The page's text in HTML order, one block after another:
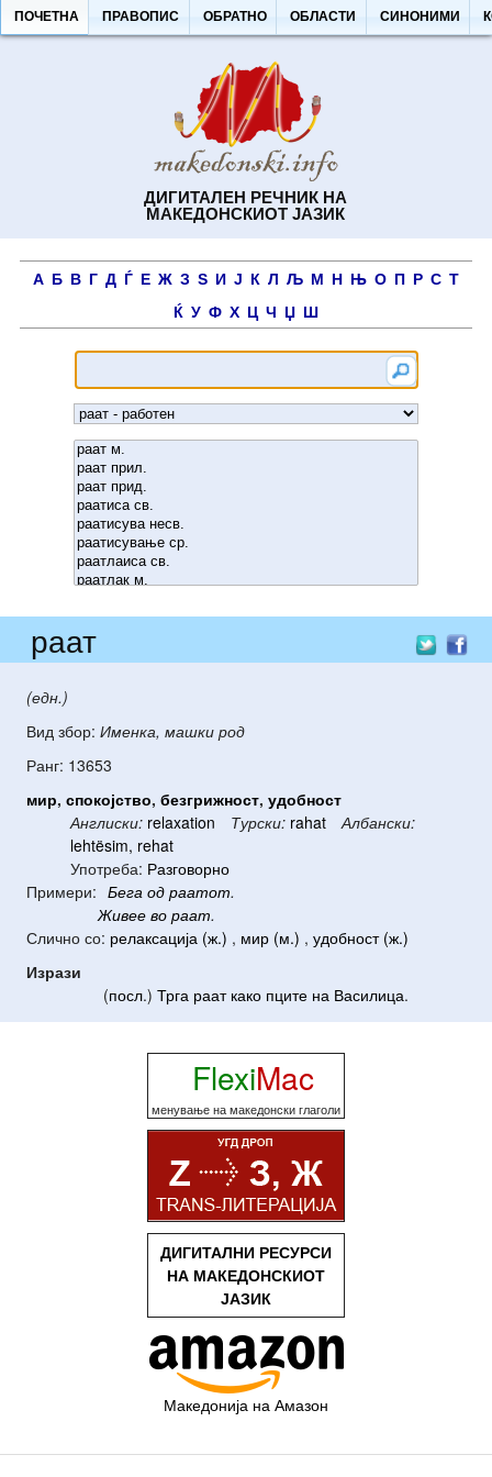
ДИГИТАЛЕН РЕЧНИК НА
МАКЕДОНСКИОТ ЈАЗИК
ПОЧЕТНА ПРАВОПИС ОБРАТНО ОБЛАСТИ СИНОНИМИ
А Б В Г Д Ѓ Е Ж З Ѕ И Ј К Л Љ М Н Њ О П Р С Т
Ќ У Ф Х Ц Ч Џ Ш
раат
(едн.)
Вид збор: Именка, машки род
Ранг: 13653
мир, спокојство, безгрижност, удобност
Англиски: relaxation Турски: rahat
Албански:
lehtësim, rehat
Употреба: Разговорно
Примери: Бега од раатот.
Живее во раат.
Слично со: релаксација (ж.) , мир (м.) , удобност (ж.)
Изрази
(посл.) Трга раат како пците на Василица.
FlexiMac
менување на македонски глаголи
ДИГИТАЛНИ РЕСУРСИ
НА МАКЕДОНСКИОТ
ЈАЗИК
Македонија на Амазон